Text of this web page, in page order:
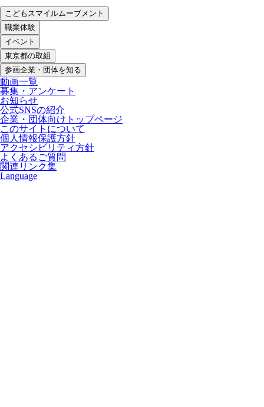
こどもスマイルムーブメント
職業体験
イベント
東京都の取組
参画企業・団体を知る
動画一覧
募集・アンケート
お知らせ
公式SNSの紹介
企業・団体向けトップページ
このサイトについて
個人情報保護方針
アクセシビリティ方針
よくあるご質問
関連リンク集
Language